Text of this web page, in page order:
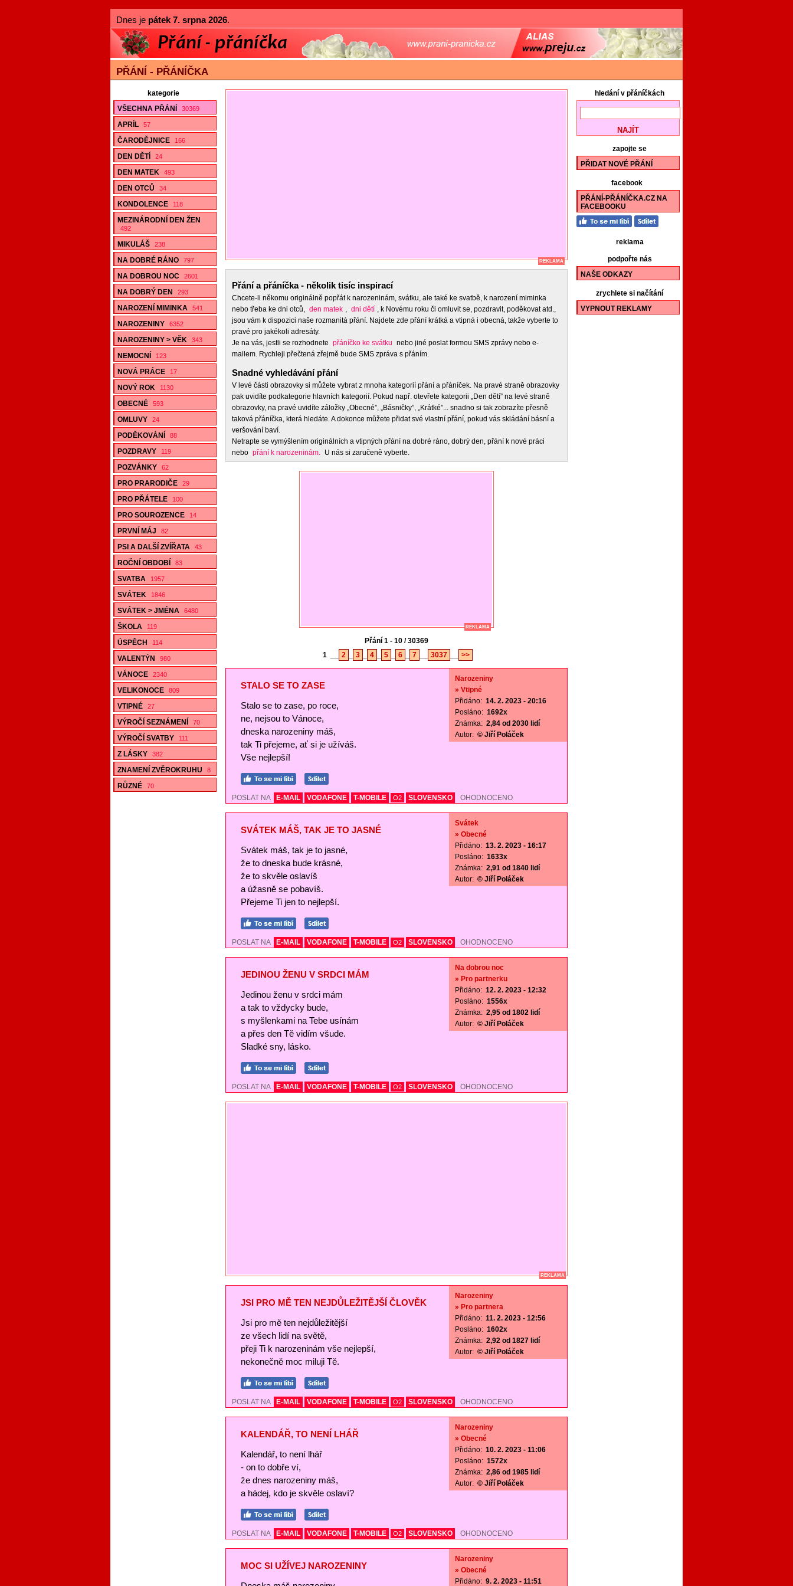
Dnes je pátek 7. srpna 2026.
PŘÁNÍ - PŘÁNÍČKA
kategorie
VŠECHNA PŘÁNÍ
30369
APRÍL 57
ČARODĚJNICE 166
DEN DĚTÍ 24
DEN MATEK 493
DEN OTCŮ 34
KONDOLENCE 118
MEZINÁRODNÍ DEN ŽEN
492
MIKULÁŠ 238
NA DOBRÉ RÁNO 797
NA DOBROU NOC 2601
NA DOBRÝ DEN 293
NAROZENÍ MIMINKA 541
NAROZENINY 6352
NAROZENINY > VĚK 343
NEMOCNÍ 123
NOVÁ PRÁCE 17
NOVÝ ROK 1130
OBECNÉ 593
OMLUVY 24
PODĚKOVÁNÍ 88
POZDRAVY 119
POZVÁNKY 62
PRO PRARODIČE 29
PRO PŘÁTELE 100
PRO SOUROZENCE 14
PRVNÍ MÁJ 82
PSI A DALŠÍ ZVÍŘATA 43
ROČNÍ OBDOBÍ 83
SVATBA 1957
SVÁTEK 1846
SVÁTEK > JMÉNA 6480
ŠKOLA 119
ÚSPĚCH 114
VALENTÝN 980
VÁNOCE 2340
VELIKONOCE 809
VTIPNÉ 27
VÝROČÍ SEZNÁMENÍ 70
VÝROČÍ SVATBY 111
Z LÁSKY 382
ZNAMENÍ ZVĚROKRUHU 8
RŮZNÉ 70
REKLAMA
Přání a přáníčka - několik tisíc inspirací
Chcete-li někomu originálně popřát k narozeninám, svátku, ale také ke svatbě, k narození miminka
nebo třeba ke dni otců, den matek , dni dětí , k Novému roku či omluvit se, pozdravit, poděkovat atd.,
jsou vám k dispozici naše rozmanitá přání. Najdete zde přání krátká a vtipná i obecná, takže vyberte to
pravé pro jakékoli adresáty.
Je na vás, jestli se rozhodnete přáníčko ke svátku nebo jiné poslat formou SMS zprávy nebo e-
mailem. Rychleji přečtená zřejmě bude SMS zpráva s přáním.
Snadné vyhledávání přání
V levé části obrazovky si můžete vybrat z mnoha kategorií přání a přáníček. Na pravé straně obrazovky
pak uvidíte podkategorie hlavních kategorií. Pokud např. otevřete kategorii „Den dětí” na levé straně
obrazovky, na pravé uvidíte záložky „Obecné”, „Básničky”, „Krátké”... snadno si tak zobrazíte přesně
taková přáníčka, která hledáte. A dokonce můžete přidat své vlastní přání, pokud vás skládání básní a
veršování baví.
Netrapte se vymýšlením originálních a vtipných přání na dobré ráno, dobrý den, přání k nové práci
nebo přání k narozeninám. U nás si zaručeně vyberte.
REKLAMA
Přání 1 - 10 / 30369
1
2 3 4 5 6 7 3037 >>
STALO SE TO ZASE
Stalo se to zase, po roce,
ne, nejsou to Vánoce,
dneska narozeniny máš,
tak Ti přejeme, ať si je užíváš.
Vše nejlepší!
Narozeniny
» Vtipné
Přidáno: 14. 2. 2023 - 20:16
Posláno: 1692x
Známka: 2,84 od 2030 lidí
Autor: © Jiří Poláček
POSLAT NA E-MAIL VODAFONE T-MOBILE O2 SLOVENSKO OHODNOCENO
SVÁTEK MÁŠ, TAK JE TO JASNÉ
Svátek máš, tak je to jasné,
že to dneska bude krásné,
že to skvěle oslavíš
a úžasně se pobavíš.
Přejeme Ti jen to nejlepší.
Svátek
» Obecné
Přidáno: 13. 2. 2023 - 16:17
Posláno: 1633x
Známka: 2,91 od 1840 lidí
Autor: © Jiří Poláček
POSLAT NA E-MAIL VODAFONE T-MOBILE O2 SLOVENSKO OHODNOCENO
JEDINOU ŽENU V SRDCI MÁM
Jedinou ženu v srdci mám
a tak to vždycky bude,
s myšlenkami na Tebe usínám
a přes den Tě vidím všude.
Sladké sny, lásko.
Na dobrou noc
» Pro partnerku
Přidáno: 12. 2. 2023 - 12:32
Posláno: 1556x
Známka: 2,95 od 1802 lidí
Autor: © Jiří Poláček
POSLAT NA E-MAIL VODAFONE T-MOBILE O2 SLOVENSKO OHODNOCENO
REKLAMA
JSI PRO MĚ TEN NEJDŮLEŽITĚJŠÍ ČLOVĚK
Jsi pro mě ten nejdůležitější
ze všech lidí na světě,
přeji Ti k narozeninám vše nejlepší,
nekonečně moc miluji Tě.
Narozeniny
» Pro partnera
Přidáno: 11. 2. 2023 - 12:56
Posláno: 1602x
Známka: 2,92 od 1827 lidí
Autor: © Jiří Poláček
POSLAT NA E-MAIL VODAFONE T-MOBILE O2 SLOVENSKO OHODNOCENO
KALENDÁŘ, TO NENÍ LHÁŘ
Kalendář, to není lhář
- on to dobře ví,
že dnes narozeniny máš,
a hádej, kdo je skvěle oslaví?
Narozeniny
» Obecné
Přidáno: 10. 2. 2023 - 11:06
Posláno: 1572x
Známka: 2,86 od 1985 lidí
Autor: © Jiří Poláček
POSLAT NA E-MAIL VODAFONE T-MOBILE O2 SLOVENSKO OHODNOCENO
MOC SI UŽÍVEJ NAROZENINY
Narozeniny
» Obecné
Přidáno: 9. 2. 2023 - 11:51
hledání v přáníčkách
zapojte se
PŘIDAT NOVÉ PŘÁNÍ
facebook
PŘÁNÍ-PŘÁNÍČKA.CZ NA
FACEBOOKU
reklama
podpořte nás
NAŠE ODKAZY
zrychlete si načítání
VYPNOUT REKLAMY